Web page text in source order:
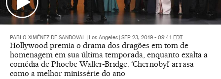
PABLO XIMÉNEZ DE SANDOVAL Los Angeles SEP 23, 2019 - 09:41 EDT
Hollywood premia o drama dos dragões em tom de
homenagem em sua última temporada, enquanto exalta a
comédia de Phoebe Waller-Bridge. ‘Chernobyl’ arrasa
como a melhor minissérie do ano